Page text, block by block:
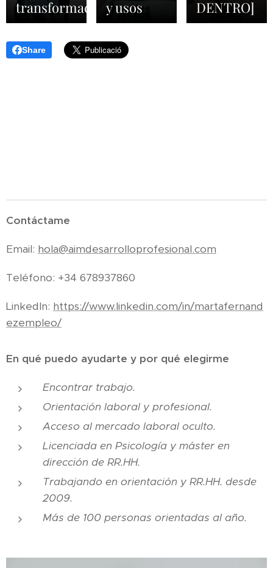
transformacióny usos
DENTRO]
Share
Contáctame
Email: hola@aimdesarrolloprofesional.com
Teléfono: +34 678937860
LinkedIn: https://www.linkedin.com/in/martafernand
ezempleo/
En qué puedo ayudarte y por qué elegirme
Encontrar trabajo.
Orientación laboral y profesional.
Acceso al mercado laboral oculto.
Licenciada en Psicología y máster en
dirección de RR.HH.
Trabajando en orientación y RR.HH. desde
2009.
Más de 100 personas orientadas al año.